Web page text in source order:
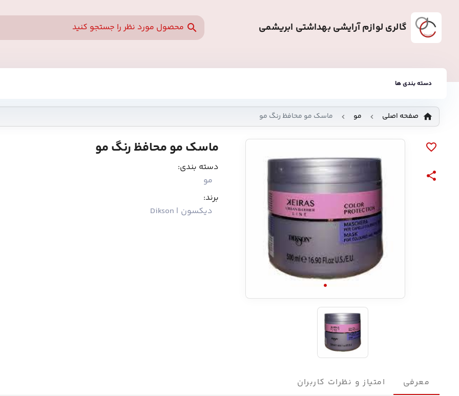
گالری لوازم آرایشی بهداشتی ابریشمی
دسته بندی ها
صفحه اصلی مو ماسک مو محافظ رنگ مو
ماسک مو محافظ رنگ مو
دسته بندی:
مو
برند:
دیکسون | Dikson
معرفی امتیاز و نظرات کاربران